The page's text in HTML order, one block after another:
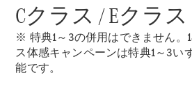
All
Cabriolet/Roadster
Cクラス / Eクラス
※ 特典1～3の併用はできません。
ス体感キャンペーンは特典1～3い
能です。